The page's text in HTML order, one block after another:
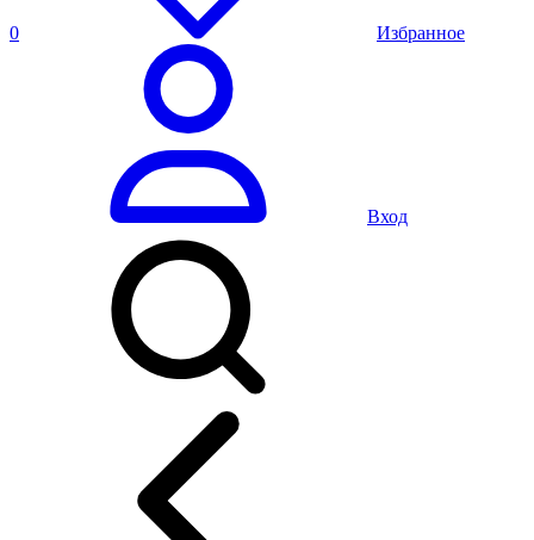
0 Избранное
Вход